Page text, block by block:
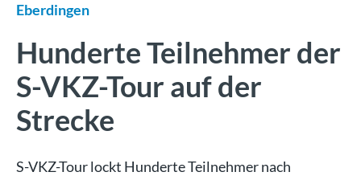
Eberdingen
Hunderte Teilnehmer der
S-VKZ-Tour auf der
Strecke
S-VKZ-Tour lockt Hunderte Teilnehmer nach